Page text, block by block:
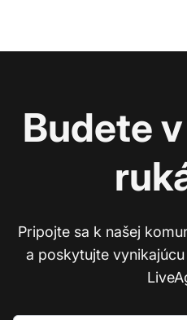
Budete
Pripojte sa k našej
a poskytujte